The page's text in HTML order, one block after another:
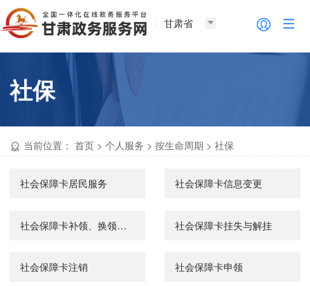
甘肃省
社保
当前位置： 首页 >个人服务 >按生命周期 >社保
社会保障卡居民服务 社会保障卡信息变更
社会保障卡补领、换领、换发 社会保障卡挂失与解挂
社会保障卡注销 社会保障卡申领